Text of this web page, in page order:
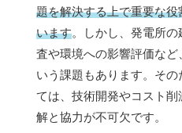
題を解決する上で重要な
います。しかし、発電所
査や環境への影響評価など
いう課題もあります。そ
ては、技術開発やコスト
解と協力が不可欠です。